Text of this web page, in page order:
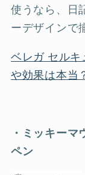
使うなら、日
ーデザインで
ベレガ セルキ
や効果は本当
・ミッキーマ
ペン